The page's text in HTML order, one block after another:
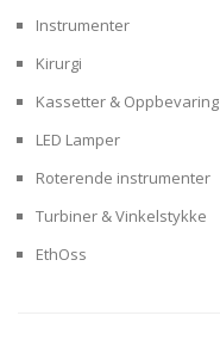
Instrumenter
Kirurgi
Kassetter & Oppbevaring
LED Lamper
Roterende instrumenter
Turbiner & Vinkelstykke
EthOss